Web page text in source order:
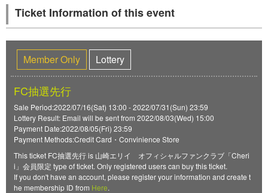
Ticket Information of this event
Member Only Lottery
FC抽選先行
Sale Period:2022/07/16(Sat) 13:00 - 2022/07/31(Sun) 23:59
Lottery Result: Email will be sent from 2022/08/03(Wed) 15:00
Payment Date:2022/08/05(Fri) 23:59
Payment Methods:Credit Card・Convinience Store
This ticket FC抽選先行 is 山崎エリイ オフィシャルファンクラブ「Cheri
i」会員限定 type of ticket. Only registered users can buy this ticket.
If you don't have an account, please register your information and create t
he membership ID from Here.